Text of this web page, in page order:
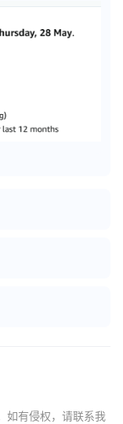
如有侵权，请联系我